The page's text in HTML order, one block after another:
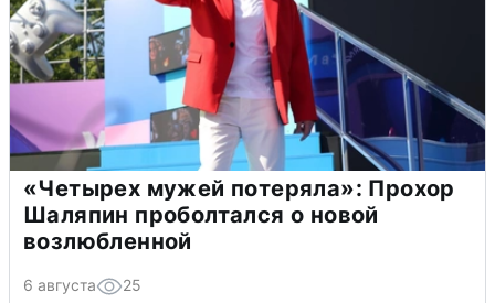
«Четырех мужей потеряла»: Прохор
Шаляпин проболтался о новой
возлюбленной
6 августа 25